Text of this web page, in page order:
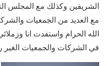
الشريفين وكذلك مع المجلس
مع العديد من الجمعيات
الله الحرام واستفدت انا
في الشركات والجمعيات الغير